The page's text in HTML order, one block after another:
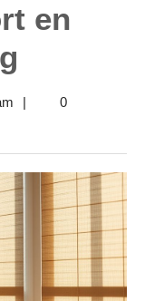
en
Mama
|
0